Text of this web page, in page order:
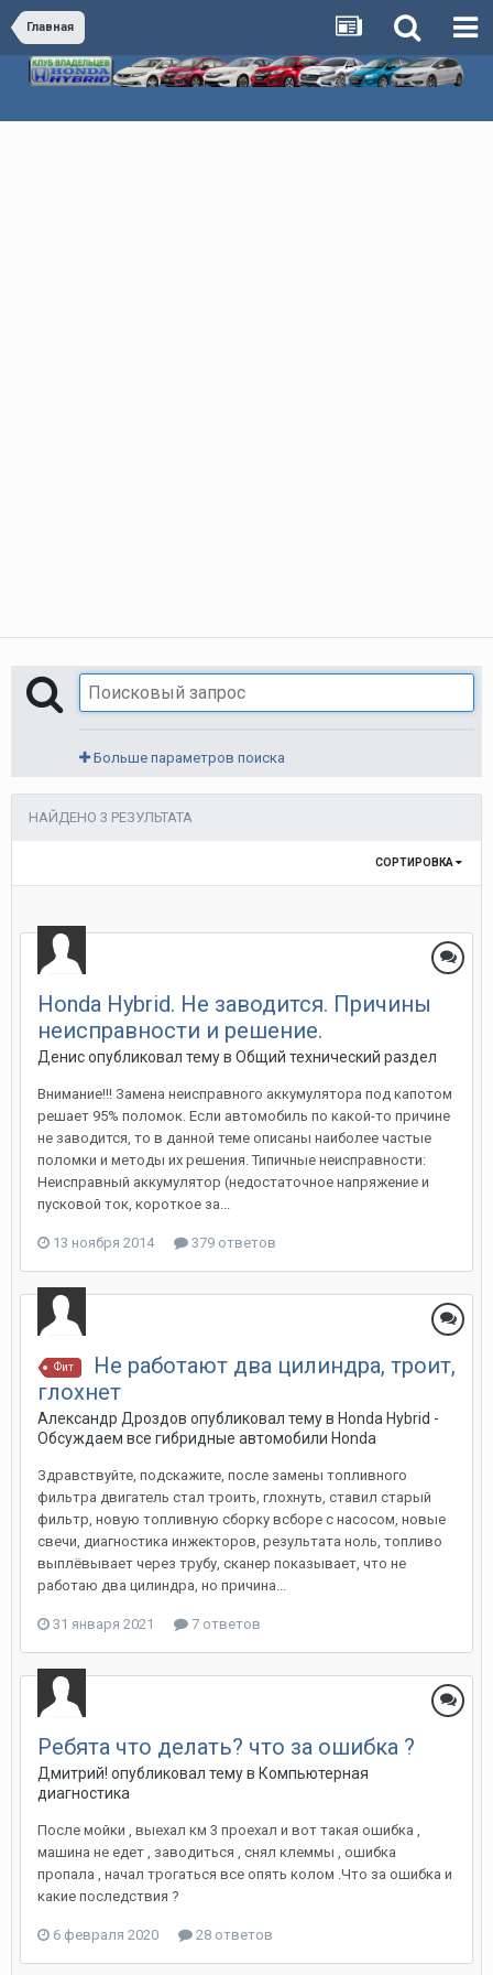
Главная
Больше параметров поиска
НАЙДЕНО 3 РЕЗУЛЬТАТА
СОРТИРОВКА
Honda Hybrid. Не заводится. Причины
неисправности и решение.
Денисопубликовал тему в Общий технический раздел
Внимание!!! Замена неисправного аккумулятора под капотом
решает 95% поломок. Если автомобиль по какой-то причине
не заводится, то в данной теме описаны наиболее частые
поломки и методы их решения. Типичные неисправности:
Неисправный аккумулятор (недостаточное напряжение и
пусковой ток, короткое за...
13 ноября 2014 379 ответов
Фит
Не работают два цилиндра, троит,
глохнет
Александр Дроздов опубликовал тему в Honda Hybrid -
Обсуждаем все гибридные автомобили Honda
Здравствуйте, подскажите, после замены топливного
фильтра двигатель стал троить, глохнуть, ставил старый
фильтр, новую топливную сборку всборе с насосом, новые
свечи, диагностика инжекторов, результата ноль, топливо
выплёвывает через трубу, сканер показывает, что не
работаю два цилиндра, но причина...
31 января 2021 7 ответов
Ребята что делать? что за ошибка ?
Дмитрий! опубликовал тему в Компьютерная
диагностика
После мойки , выехал км 3 проехал и вот такая ошибка ,
машина не едет , заводиться , снял клеммы , ошибка
пропала , начал трогаться все опять колом .Что за ошибка и
какие последствия ?
6 февраля 2020 28 ответов